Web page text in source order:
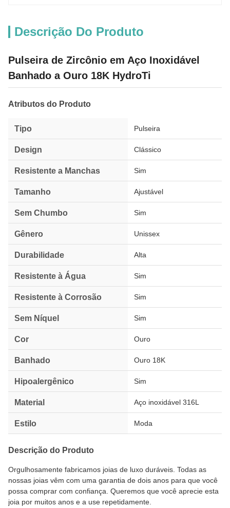
Descrição Do Produto
Pulseira de Zircônio em Aço Inoxidável
Banhado a Ouro 18K HydroTi
Atributos do Produto
Tipo Pulseira
Design Clássico
Resistente a Manchas Sim
Tamanho Ajustável
Sem Chumbo Sim
Gênero Unissex
Durabilidade Alta
Resistente à Água Sim
Resistente à Corrosão Sim
Sem Níquel Sim
Cor Ouro
Banhado Ouro 18K
Hipoalergênico Sim
Material Aço inoxidável 316L
Estilo Moda
Descrição do Produto
Orgulhosamente fabricamos joias de luxo duráveis. Todas as
nossas joias vêm com uma garantia de dois anos para que você
possa comprar com confiança. Queremos que você aprecie esta
joia por muitos anos e a use repetidamente.